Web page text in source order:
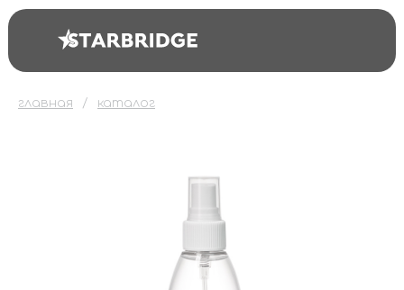
главная каталог